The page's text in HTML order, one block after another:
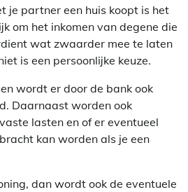
je partner een huis koopt is het
om het inkomen van degene die
wat zwaarder mee te laten
is een persoonlijke keuze.
wordt er door de bank ook
Daarnaast worden ook
lasten en of er eventueel
kan worden als je een
dan wordt ook de eventuele